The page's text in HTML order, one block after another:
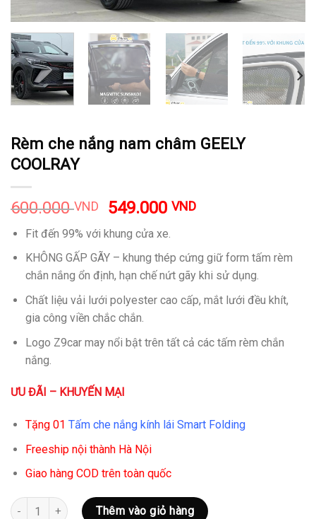
Rèm che nắng nam châm GEELY
COOLRAY
600.000VND 549.000VND
Fit đến 99% với khung cửa xe.
KHÔNG GẤP GÃY – khung thép cứng giữ form tấm rèm
chắn nắng ổn định, hạn chế nứt gãy khi sử dụng.
Chất liệu vải lưới polyester cao cấp, mắt lưới đều khít,
gia công viền chắc chắn.
Logo Z9car may nổi bật trên tất cả các tấm rèm chắn
nắng.
ƯU ĐÃI – KHUYẾN MẠI
Tặng 01 Tấm che nắng kính lái Smart Folding
Freeship nội thành Hà Nội
Giao hàng COD trên toàn quốc
Số lượng Thêm vào giỏ hàng